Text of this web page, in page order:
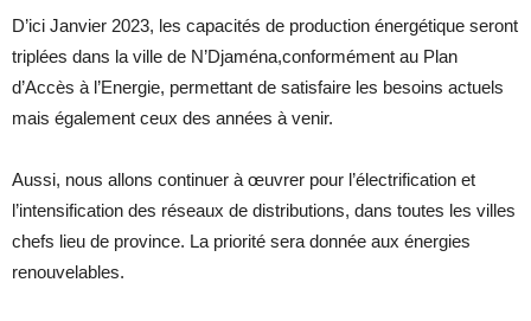
D’ici Janvier 2023, les capacités de production énergétique seront
triplées dans la ville de N’Djaména,conformément au Plan
d’Accès à l’Energie, permettant de satisfaire les besoins actuels
mais également ceux des années à venir.
Aussi, nous allons continuer à œuvrer pour l’électrification et
l’intensification des réseaux de distributions, dans toutes les villes
chefs lieu de province. La priorité sera donnée aux énergies
renouvelables.